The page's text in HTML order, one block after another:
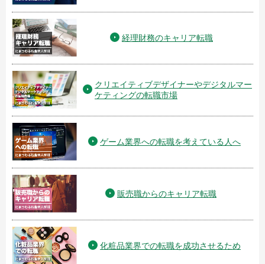
経理財務のキャリア転職
クリエイティブデザイナーやデジタルマー
ケティングの転職市場
ゲーム業界への転職を考えている人へ
販売職からのキャリア転職
化粧品業界での転職を成功させるため